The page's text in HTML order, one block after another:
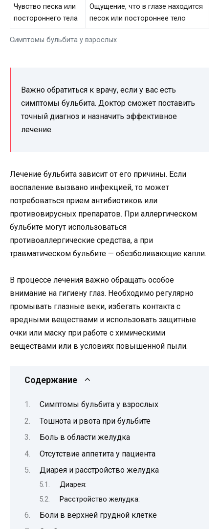
Симптомы бульбита у взрослых
Чувство песка или
постороннего тела
Ощущение, что в глазе находится
песок или постороннее тело
Важно обратиться к врачу, если у вас есть
симптомы бульбита. Доктор сможет поставить
точный диагноз и назначить эффективное
лечение.
Лечение бульбита зависит от его причины. Если
воспаление вызвано инфекцией, то может
потребоваться прием антибиотиков или
противовирусных препаратов. При аллергическом
бульбите могут использоваться
противоаллергические средства, а при
травматическом бульбите — обезболивающие капли.
В процессе лечения важно обращать особое
внимание на гигиену глаз. Необходимо регулярно
промывать глазные веки, избегать контакта с
вредными веществами и использовать защитные
очки или маску при работе с химическими
веществами или в условиях повышенной пыли.
Содержание
Симптомы бульбита у взрослых
Тошнота и рвота при бульбите
Боль в области желудка
Отсутствие аппетита у пациента
Диарея и расстройство желудка
Диарея:
Расстройство желудка:
Боли в верхней грудной клетке